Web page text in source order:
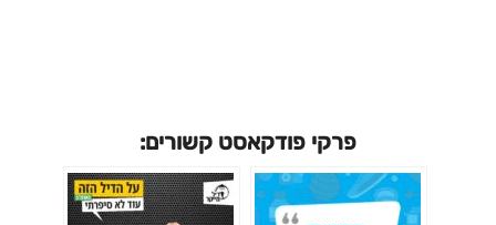
פרקי פודקאסט קשורים: